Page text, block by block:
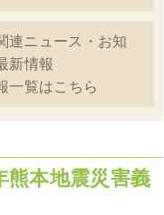
一覧はこちら
熊本地震災害義